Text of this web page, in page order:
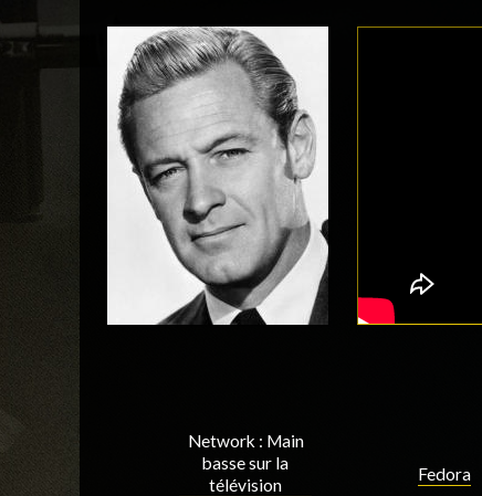
Network : Main
basse sur la
télévision
Fedora